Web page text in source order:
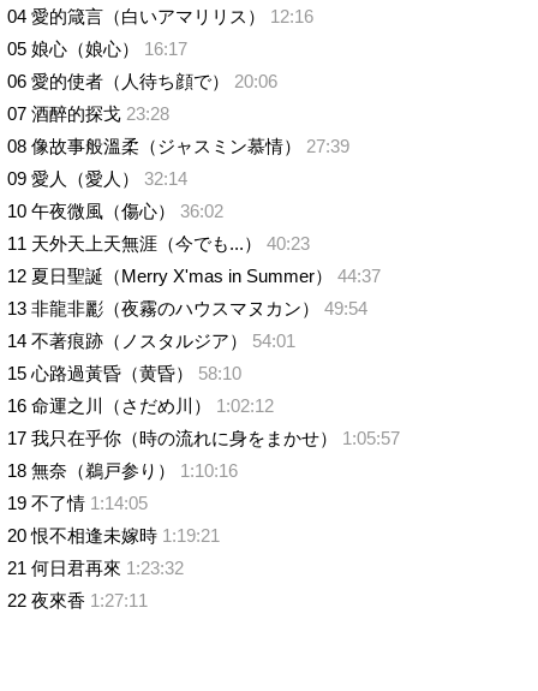
04 愛的箴言（白いアマリリス） 12:16
05 娘心（娘心） 16:17
06 愛的使者（人待ち顔で） 20:06
07 酒醉的探戈 23:28
08 像故事般溫柔（ジャスミン慕情） 27:39
09 愛人（愛人） 32:14
10 午夜微風（傷心） 36:02
11 天外天上天無涯（今でも...） 40:23
12 夏日聖誕（Merry X'mas in Summer） 44:37
13 非龍非彲（夜霧のハウスマヌカン） 49:54
14 不著痕跡（ノスタルジア） 54:01
15 心路過黃昏（黄昏） 58:10
16 命運之川（さだめ川） 1:02:12
17 我只在乎你（時の流れに身をまかせ） 1:05:57
18 無奈（鵜戸参り） 1:10:16
19 不了情 1:14:05
20 恨不相逢未嫁時 1:19:21
21 何日君再來 1:23:32
22 夜來香 1:27:11